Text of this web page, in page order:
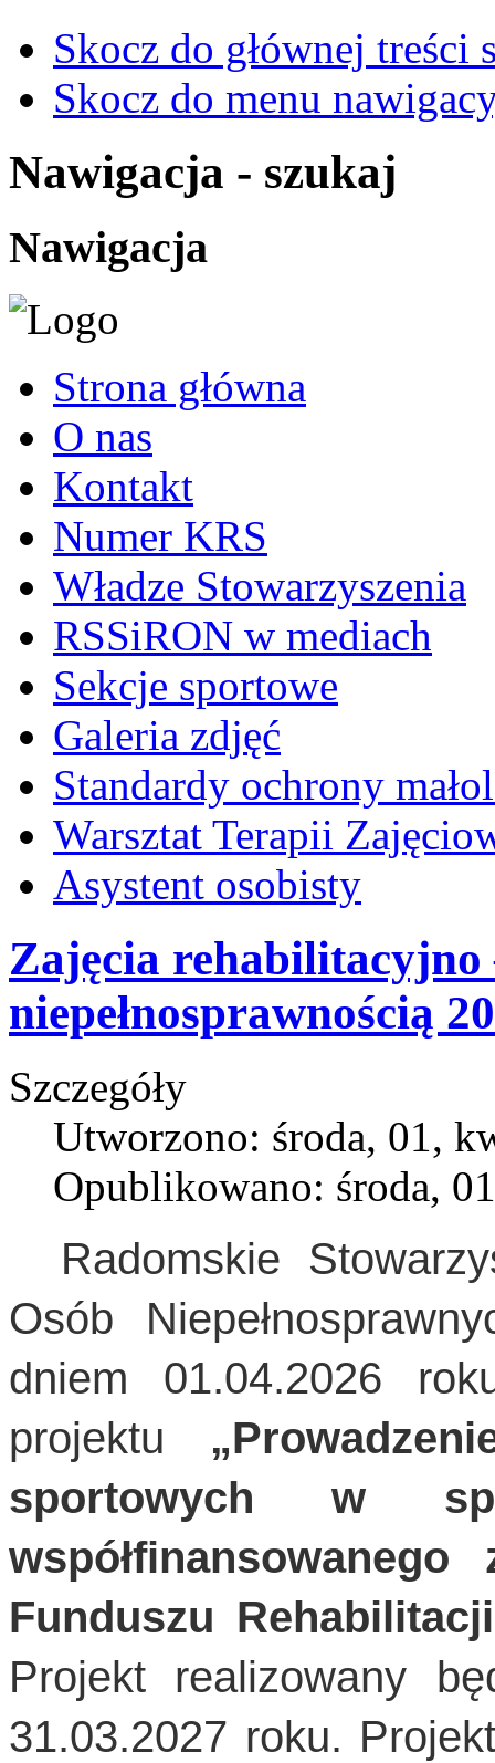
Skocz do głównej treści
Skocz do menu
Nawigacja - szukaj
Nawigacja
Strona główna
O nas
Kontakt
Numer KRS
Władze Stowarzyszenia
RSSiRON w mediach
Sekcje sportowe
Galeria zdjęć
Standardy ochrony
Warsztat Terapii
Asystent osobisty
Zajęcia rehabilitacyjno
niepełnosprawnością
Szczegóły
Utworzono: środa, 01,
Opublikowano: środa,
Radomskie
Osób
dniem 01.04.2026
projektu
sportowych w
Funduszu
Projekt realizowany
31.03.2027 roku.